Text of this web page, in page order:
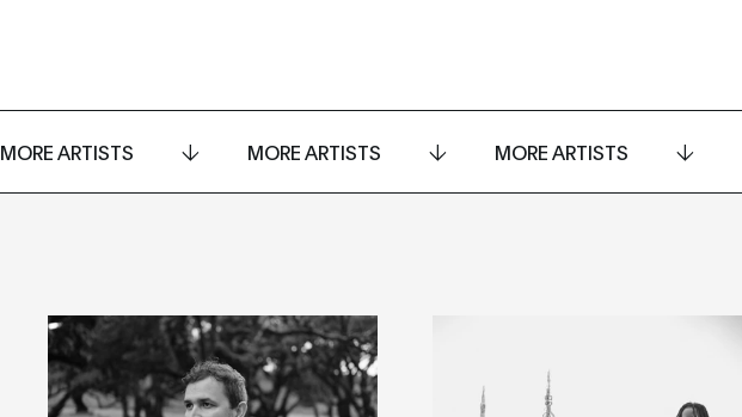
MORE ARTISTS MORE ARTISTS MORE ARTISTS